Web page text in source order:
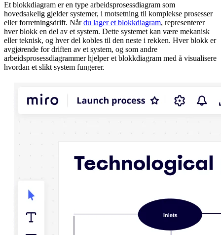
Et blokkdiagram er en type arbeidsprosessdiagram som
hovedsakelig gjelder systemer, i motsetning til komplekse prosesser
eller forretningsdrift. Nårdu lager et blokkdiagram, representerer
hver blokk en del av et system. Dette systemet kan være mekanisk
eller teknisk, og hver del kobles til den neste i rekken. Hver blokk er
avgjørende for driften av et system, og som andre
arbeidsprosessdiagrammer hjelper et blokkdiagram med å visualisere
hvordan et slikt system fungerer.